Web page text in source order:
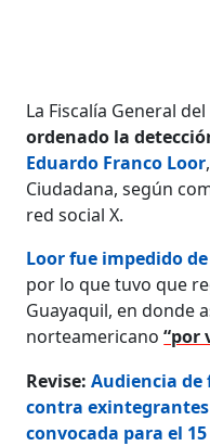
La Fiscalía General del
ordenado la
Eduardo Franco Loor
Ciudadana, según
red social X.
Loor fue impedido
por lo que tuvo que
Guayaquil, en donde
norteamericano“por
Revise:Audiencia
contra
convocada para el